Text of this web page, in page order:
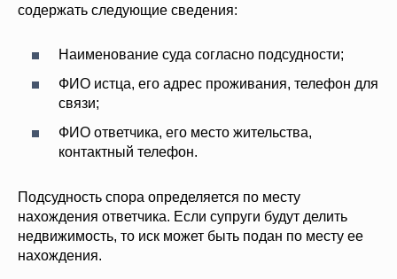
содержать следующие сведения:
Наименование суда согласно подсудности;
ФИО истца, его адрес проживания, телефон для
связи;
ФИО ответчика, его место жительства,
контактный телефон.
Подсудность спора определяется по месту
нахождения ответчика. Если супруги будут делить
недвижимость, то иск может быть подан по месту ее
нахождения.